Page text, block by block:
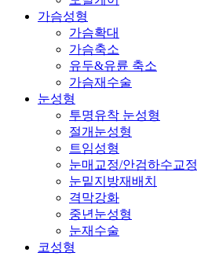
가슴성형
가슴확대
가슴축소
유두&유륜 축소
가슴재수술
눈성형
투명유착 눈성형
절개눈성형
트임성형
눈매교정/안검하수교정
눈밑지방재배치
격막강화
중년눈성형
눈재수술
코성형